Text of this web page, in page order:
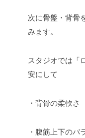
次に骨盤・背骨
みます。
スタジオでは「
安にして
・背骨の柔軟さ
・腹筋上下のバ